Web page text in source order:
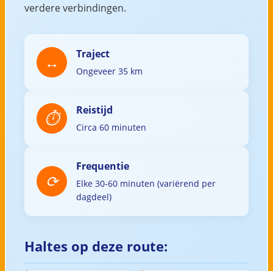
verdere verbindingen.
Traject
Ongeveer 35 km
Reistijd
Circa 60 minuten
Frequentie
Elke 30-60 minuten (variërend per
dagdeel)
Haltes op deze route: